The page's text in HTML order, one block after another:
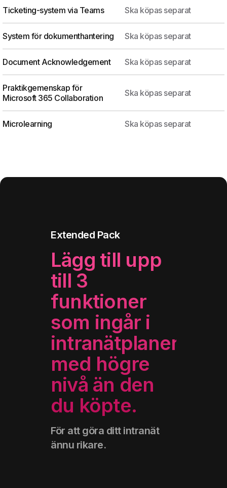
Ticketing-system via Teams Ska köpas separat
System för dokumenthantering Ska köpas separat
Document Acknowledgement Ska köpas separat
Praktikgemenskap för
Microsoft 365 Collaboration
Ska köpas separat
Microlearning Ska köpas separat
Extended Pack
Lägg till upp
till 3
funktioner
som ingår i
intranätplaner
med högre
nivå än den
du köpte.
För att göra ditt intranät
ännu rikare.